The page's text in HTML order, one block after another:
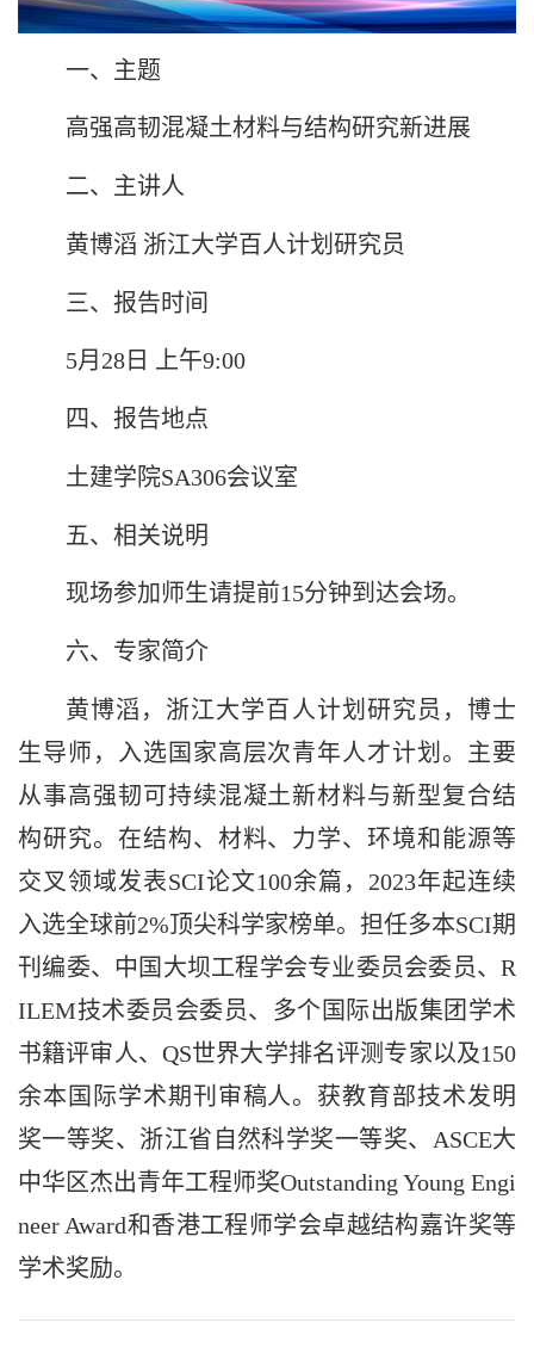
一、主题
高强高韧混凝土材料与结构研究新进展
二、主讲人
黄博滔 浙江大学百人计划研究员
三、报告时间
5月28日 上午9:00
四、报告地点
土建学院SA306会议室
五、相关说明
现场参加师生请提前15分钟到达会场。
六、专家简介
黄博滔，浙江大学百人计划研究员，博士
生导师，入选国家高层次青年人才计划。主要
从事高强韧可持续混凝土新材料与新型复合结
构研究。在结构、材料、力学、环境和能源等
交叉领域发表SCI论文100余篇，2023年起连续
入选全球前2%顶尖科学家榜单。担任多本SCI期
刊编委、中国大坝工程学会专业委员会委员、R
ILEM技术委员会委员、多个国际出版集团学术
书籍评审人、QS世界大学排名评测专家以及150
余本国际学术期刊审稿人。获教育部技术发明
奖一等奖、浙江省自然科学奖一等奖、ASCE大
中华区杰出青年工程师奖Outstanding Young Engi
neer Award和香港工程师学会卓越结构嘉许奖等
学术奖励。